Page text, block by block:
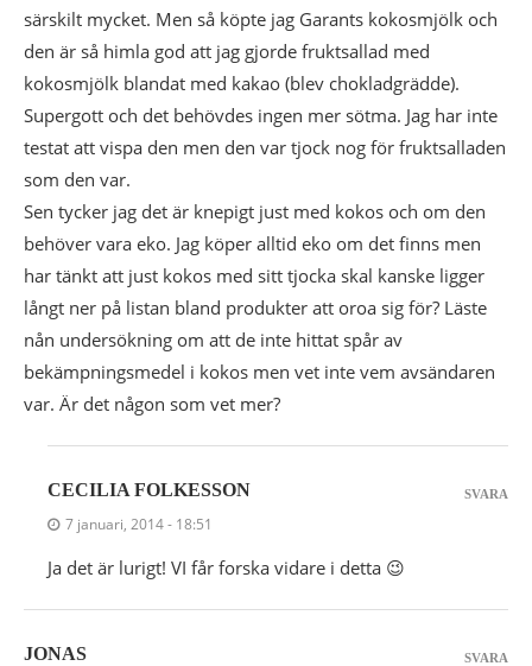
särskilt mycket. Men så köpte jag Garants kokosmjölk och
den är så himla god att jag gjorde fruktsallad med
kokosmjölk blandat med kakao (blev chokladgrädde).
Supergott och det behövdes ingen mer sötma. Jag har inte
testat att vispa den men den var tjock nog för fruktsalladen
som den var.
Sen tycker jag det är knepigt just med kokos och om den
behöver vara eko. Jag köper alltid eko om det finns men
har tänkt att just kokos med sitt tjocka skal kanske ligger
långt ner på listan bland produkter att oroa sig för? Läste
nån undersökning om att de inte hittat spår av
bekämpningsmedel i kokos men vet inte vem avsändaren
var. Är det någon som vet mer?
CECILIA FOLKESSON
7 januari, 2014 - 18:51
Ja det är lurigt! VI får forska vidare i detta 😉
SVARA
JONAS
SVARA